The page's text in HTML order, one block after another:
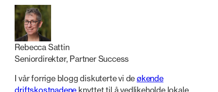
Rebecca Sattin
Seniordirektør, Partner Success
I vår forrige blogg diskuterte vi de økende